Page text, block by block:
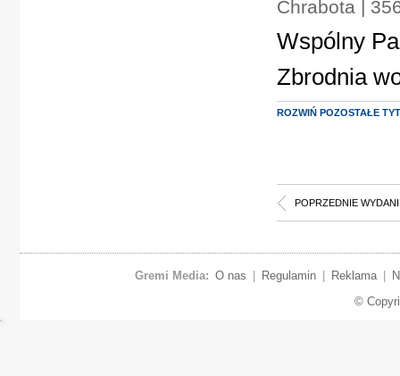
Chrabota |
Wspólny
Zbrodnia
ROZWIŃ POZOSTAŁE
POPRZEDNIE
Gremi Media: O nas Regulamin Reklama
©